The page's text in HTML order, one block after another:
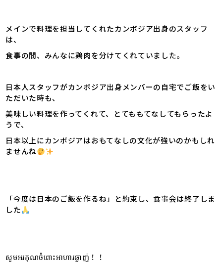
メインで料理を担当してくれたカンボジア出身のスタッフ
は、
食事の間、みんなに鶏肉を分けてくれていました。
日本人スタッフがカンボジア出身メンバーの自宅でご飯をい
ただいた時も、
美味しい料理を作ってくれて、とてももてなしてもらったよ
うで、
日本以上にカンボジアはおもてなしの文化が強いのかもしれ
ませんね
「今度は日本のご飯を作るね」と約束し、食事会は終了しま
した
សូមអរគុណចំពោះអាហារឆ្ងាញ់！！